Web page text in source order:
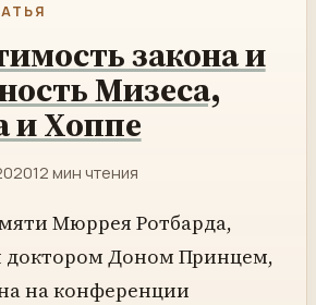
закона и
Мизеса,
и Хоппе
12 мин чтения
Мюррея Ротбарда,
доктором Доном Принцем,
на конференции